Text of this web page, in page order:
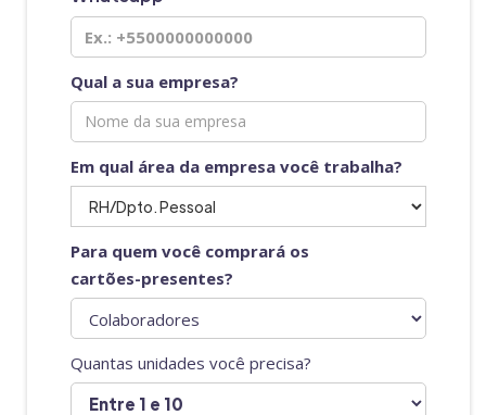
Qual a sua empresa?
Em qual área da empresa você trabalha?
Para quem você comprará os
cartões-presentes?
Quantas unidades você precisa?